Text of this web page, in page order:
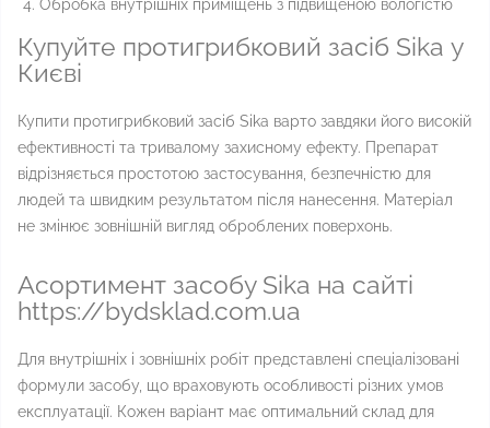
Обробка внутрішніх приміщень з підвищеною вологістю
Купуйте протигрибковий засіб Sika у
Києві
Купити протигрибковий засіб Sika варто завдяки його високій
ефективності та тривалому захисному ефекту. Препарат
відрізняється простотою застосування, безпечністю для
людей та швидким результатом після нанесення. Матеріал
не змінює зовнішній вигляд оброблених поверхонь.
Асортимент засобу Sika на сайті
https://bydsklad.com.ua
Для внутрішніх і зовнішніх робіт представлені спеціалізовані
формули засобу, що враховують особливості різних умов
експлуатації. Кожен варіант має оптимальний склад для